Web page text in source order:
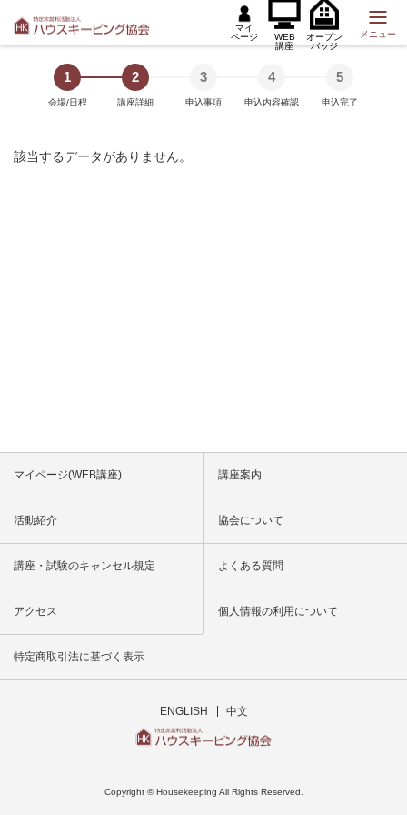
マイ
ページ
WEB
講座
オープン
バッジ
メニュー
1
会場/日程
2
講座詳細
3
申込事項
4
申込内容確認
5
申込完了
該当するデータがありません。
マイページ(WEB講座) 講座案内
活動紹介 協会について
講座・試験のキャンセル規定 よくある質問
アクセス 個人情報の利用について
特定商取引法に基づく表示
ENGLISH 中文
Copyright © Housekeeping All Rights Reserved.